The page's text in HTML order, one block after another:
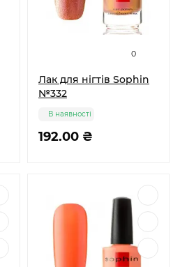
0
Лак для нігтів Sophin
№332
192.00 ₴
В наявності